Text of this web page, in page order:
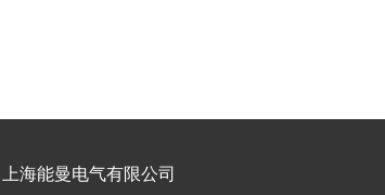
上海能曼电气有限公司